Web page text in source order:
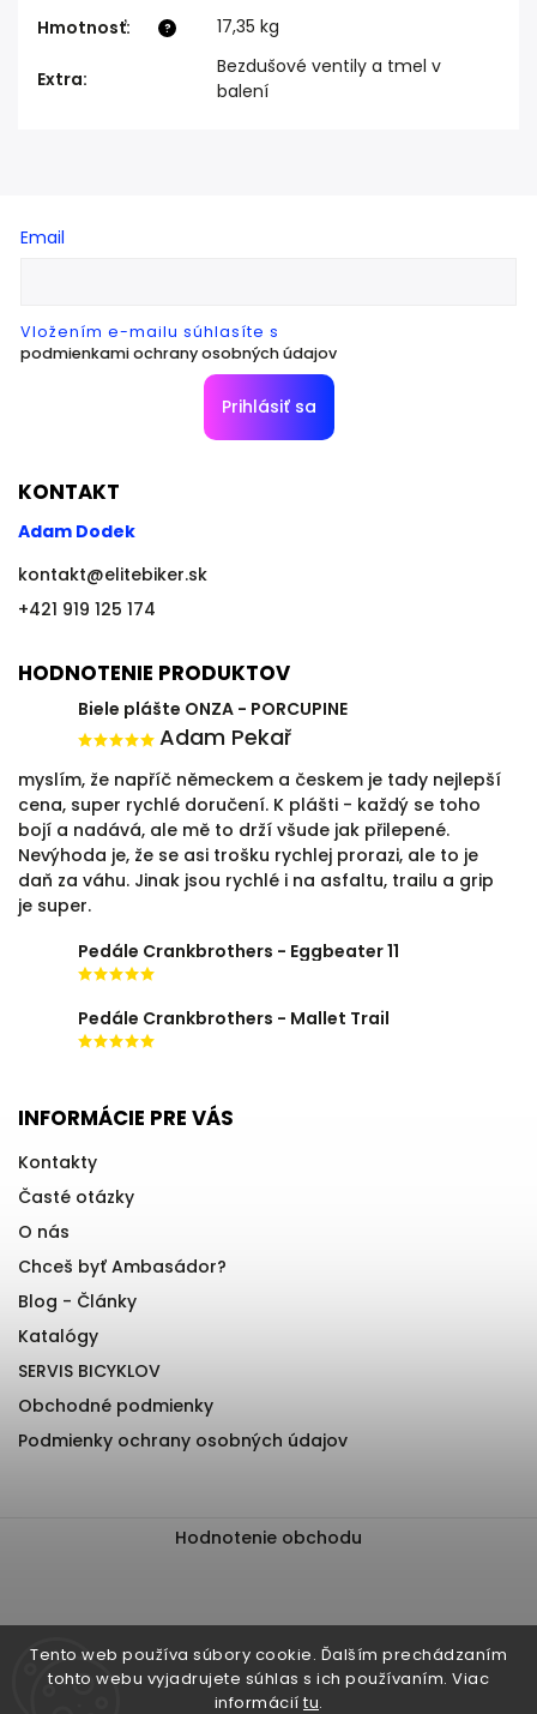
Tento web používa súbory cookie. Ďalším prechádzaním
tohto webu vyjadrujete súhlas s ich používaním. Viac
informácií tu.
?
Hmotnosť: 17,35 kg
Extra:
Bezdušové ventily a tmel v
balení
Email
Vložením e-mailu súhlasíte s
podmienkami ochrany osobných údajov
Prihlásiť sa
KONTAKT
Adam Dodek
kontakt@elitebiker.sk
+421 919 125 174
HODNOTENIE PRODUKTOV
Biele plášte ONZA - PORCUPINE
Adam Pekař
myslím, že napříč německem a českem je tady nejlepší
cena, super rychlé doručení. K plášti - každý se toho
bojí a nadává, ale mě to drží všude jak přilepené.
Nevýhoda je, že se asi trošku rychlej prorazi, ale to je
daň za váhu. Jinak jsou rychlé i na asfaltu, trailu a grip
je super.
Pedále Crankbrothers - Eggbeater 11
Pedále Crankbrothers - Mallet Trail
INFORMÁCIE PRE VÁS
Kontakty
Časté otázky
O nás
Chceš byť Ambasádor?
Blog - Články
Katalógy
SERVIS BICYKLOV
Obchodné podmienky
Podmienky ochrany osobných údajov
Hodnotenie obchodu